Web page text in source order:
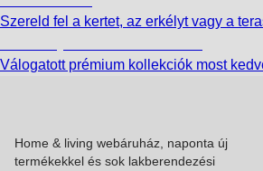
Szereld fel a kertet, az erkélyt vagy a
Válogatott prémium kollekciók most
Home & living webáruház, naponta új
termékekkel és sok lakberendezési